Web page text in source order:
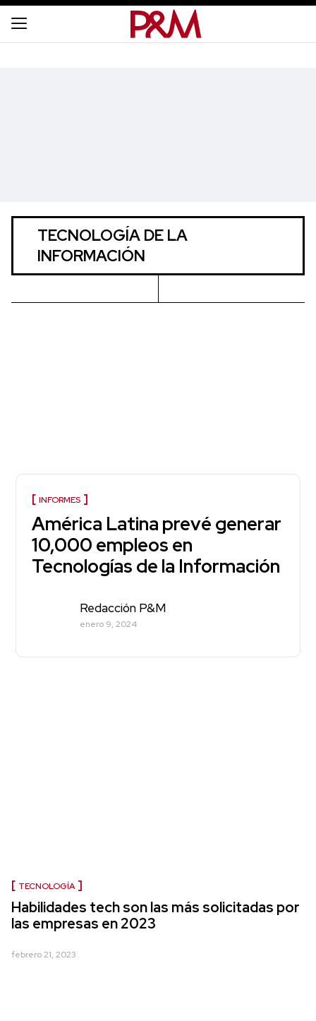
TECNOLOGÍA DE LA
INFORMACIÓN
INFORMES
América Latina prevé generar
10,000 empleos en
Tecnologías de la Información
Redacción P&M
enero 9, 2024
TECNOLOGÍA
Habilidades tech son las más solicitadas por
las empresas en 2023
febrero 21, 2023